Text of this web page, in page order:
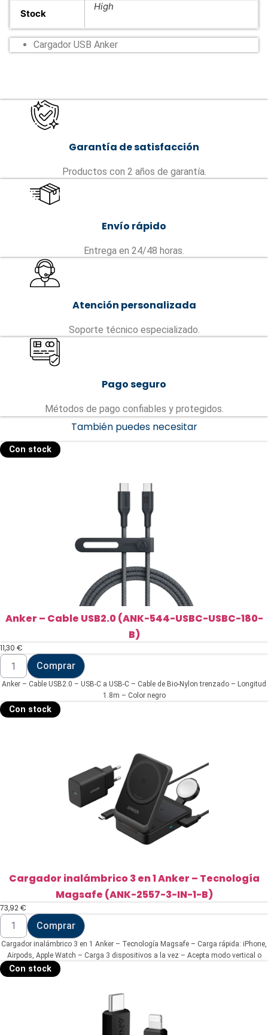
Stock
High
Cargador USB Anker
Garantía de satisfacción
Productos con 2 años de garantía.
Envío rápido
Entrega en 24/48 horas.
Atención personalizada
Soporte técnico especializado.
Pago seguro
Métodos de pago confiables y protegidos.
También puedes necesitar
Con stock
Anker – Cable USB2.0 (ANK-544-USBC-USBC-180-
B)
11,30 €
Anker
Cable
USB2.0
544-
USBC-
Comprar
Anker – Cable USB2.0 – USB-C a USB-C – Cable de Bio-Nylon trenzado – Longitud
1.8m – Color negro
Con stock
Cargador inalámbrico 3 en 1 Anker – Tecnología
Magsafe (ANK-2557-3-IN-1-B)
73,92€
Cargador
inalámbrico
3
en
Anker
-
Comprar
Cargador inalámbrico 3 en 1 Anker – Tecnología Magsafe – Carga rápida: iPhone,
Airpods, Apple Watch – Carga 3 dispositivos a la vez – Acepta modo vertical o
Con stock